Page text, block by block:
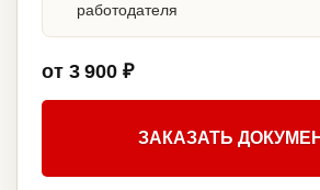
работодателя
от 3 900 ₽
ЗАКАЗАТЬ